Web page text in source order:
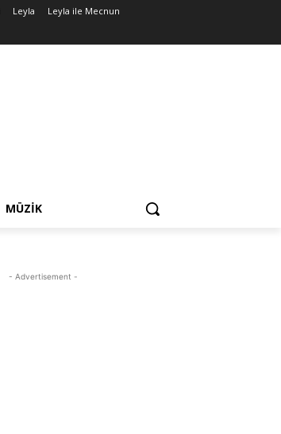
Leyla
Leyla ile Mecnun
MÜZIK
- Advertisement -